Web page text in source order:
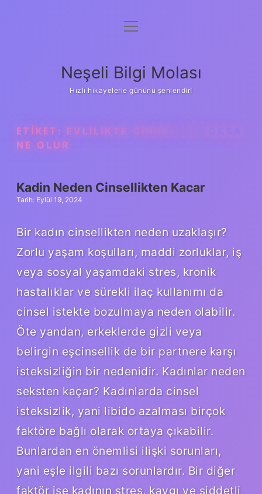
Anasayfa
Yasal Uyarı
menüyü
Neşeli Bilgi Molası
Hızlı hikayelerle gününü şenlendir!
ETIKET: EVLILIKTE CINSELLIK YOKSA
NE OLUR
Kadin Neden Cinsellikten Kacar
Tarih: Eylül 19, 2024
Bir kadın cinsellikten neden uzaklaşır?
Zorlu yaşam koşulları, maddi zorluklar, iş
veya sosyal yaşamdaki stres, kronik
hastalıklar ve sürekli ilaç kullanımı da
cinsel istekte bozulmaya neden olabilir.
Öte yandan, erkeklerde gizli veya
belirgin eşcinsellik de bir partnere karşı
isteksizliğin bir nedenidir. Kadınlar neden
seksten kaçar? Kadınlarda cinsel
isteksizlik, yani libido azalması birçok
faktöre bağlı olarak ortaya çıkabilir.
Bunlardan en önemlisi ilişki sorunları,
yani eşle ilgili bazı sorunlardır. Bir diğer
faktör ise kadının stres, kaygı ve şiddetli